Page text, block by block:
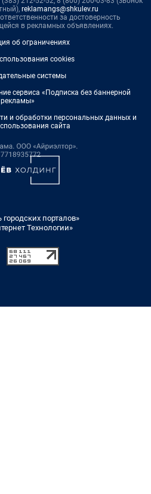
reklamangs@shkulev.ru
за достоверность
в рекламных объявлениях.
об ограничениях
cookies
системы
сервиса «Подписка без баннерной
рекламы»
и обработки персональных данных и
сайта
порталов»
Технологии»